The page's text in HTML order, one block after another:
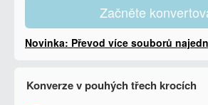
Začněte
Novinka: Převod více souborů
Konverze v pouhých třech krocích